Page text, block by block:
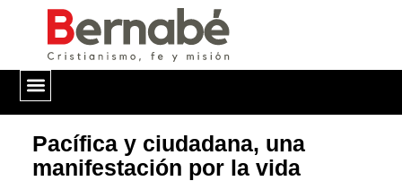
Pacífica y ciudadana, una
manifestación por la vida